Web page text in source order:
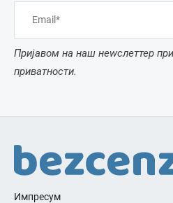
Пријавом на наш неwслеттер
приватности.
Импресум